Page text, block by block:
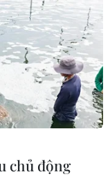
cán bộ
chủ động